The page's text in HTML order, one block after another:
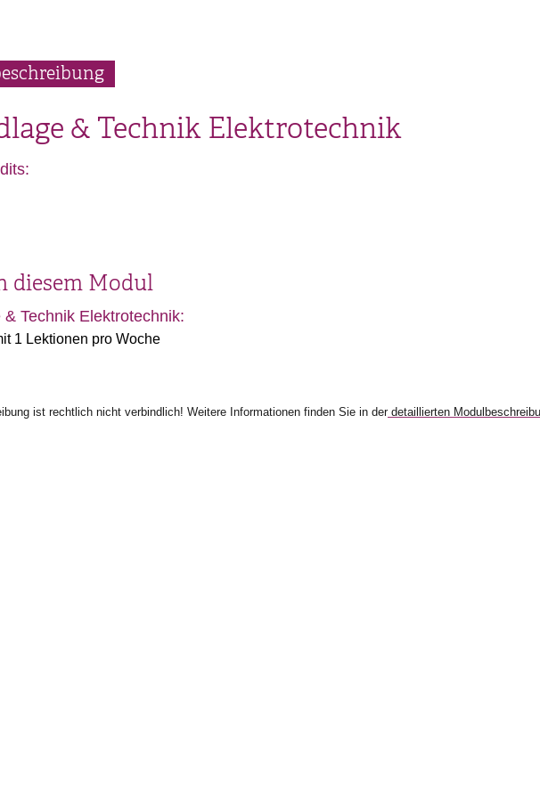
& Technik Elektrotechnik
diesem Modul
& Technik Elektrotechnik:
1 Lektionen pro Woche
ist rechtlich nicht verbindlich! Weitere Informationen finden Sie in der detaillierten